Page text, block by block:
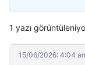
1 yazı
15/06/2026: 4:04